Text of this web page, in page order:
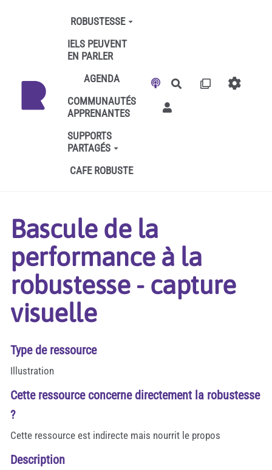
Aller au contenu principal
ROBUSTESSE
IELS PEUVENT
EN PARLER
AGENDA
COMMUNAUTÉS
APPRENANTES
SUPPORTS
PARTAGÉS
CAFE ROBUSTE
Rechercher
Bascule de la
performance à la
robustesse - capture
visuelle
Type de ressource
Illustration
Cette ressource concerne directement la robustesse
?
Cette ressource est indirecte mais nourrit le propos
Description